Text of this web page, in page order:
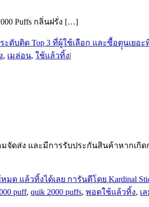
Puffs กลิ่นฝรั่ง […]
, เมล่อน,ใช้แล้วทิ้ง|
จัดส่ง และมีการรับประกันสินค้าหากเกิ
puff,quik 2000 puffs,พอตใช้แล้วทิ้ง, เ